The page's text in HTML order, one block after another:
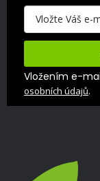
Vložením e-
osobních údajů.